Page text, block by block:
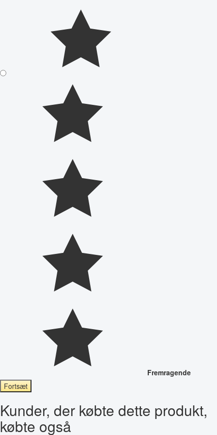
Fremragende
Fortsæt
Kunder, der købte dette produkt,
købte også